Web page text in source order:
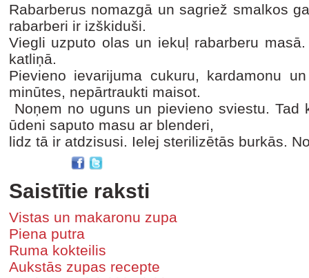
Rabarberus nomazgā un sagriež smalkos
rabarberi ir izškiduši.
Viegli uzputo olas un iekuļ rabarberu
katliņā.
Pievieno ievarijuma cukuru, kardamonu
minūtes, nepārtraukti maisot.
Noņem no uguns un pievieno sviestu.
ūdeni saputo masu ar blenderi,
lidz tā ir atdzisusi. Ielej sterilizētās burkās.
Saistītie raksti
Vistas un makaronu zupa
Piena putra
Ruma kokteilis
Aukstās zupas recepte